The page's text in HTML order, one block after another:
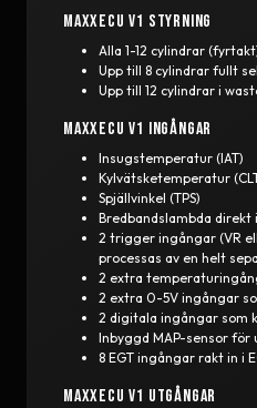
MaxxECU V1 styrning
Alla 1-12 cylindrar
Upp till 8 cylindrar fullt
Upp till 12 cylindrar i
MaxxECU V1 ingångar
Insugstemperatur (IAT)
Kylvätsketemperatur
Spjällvinkel (TPS)
Bredbandslambda direkt
2 trigger ingångar (VR
processas av en helt
2 extra
2 extra 0-5V ingångar
2 digitala ingångar som
Inbyggd MAP-sensor för
8 EGT ingångar rakt in i
MaxxECU V1 utgångar